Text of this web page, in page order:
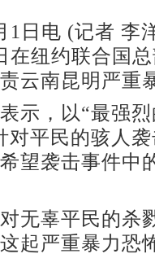
1日电 (记者 李
在纽约联合国
云南昆明严重
，以“最强烈
对平民的骇人
望袭击事件中
辜平民的杀
起严重暴力恐